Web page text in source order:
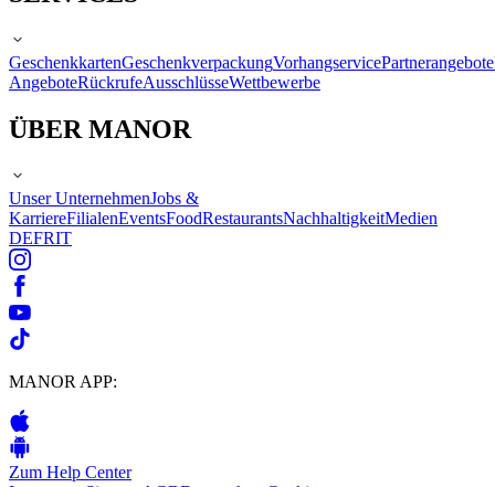
GeschenkkartenGeschenkverpackungVorhangservicePartnerangebote
AngeboteRückrufeAusschlüsseWettbewerbe
ÜBER MANOR
Unser UnternehmenJobs &
KarriereFilialenEventsFoodRestaurantsNachhaltigkeitMedien
DEFRIT
MANOR APP:
Zum Help Center